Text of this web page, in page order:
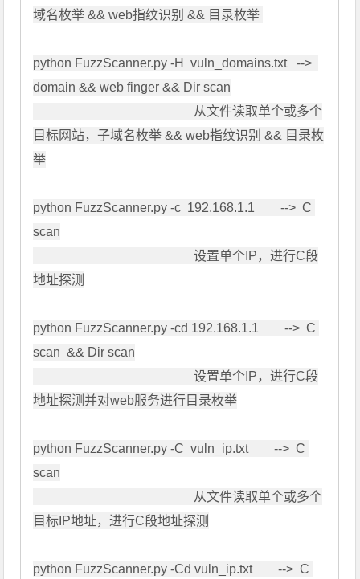
域名枚举 && web指纹识别 && 目录枚举
python FuzzScanner.py -H  vuln_domains.txt   -->
domain && web finger && Dir scan
目标网站，子域名枚举 && web指纹识别 && 目录枚
举
python FuzzScanner.py -c  192.168.1.1        -->  C
scan
                                                  设置单个IP，进行C段
地址探测
python FuzzScanner.py -cd 192.168.1.1        -->  C
scan  && Dir scan
                                                  设置单个IP，进行C段
地址探测并对web服务进行目录枚举
python FuzzScanner.py -C  vuln_ip.txt        -->  C
scan
目标IP地址，进行C段地址探测
python FuzzScanner.py -Cd vuln_ip.txt        -->  C